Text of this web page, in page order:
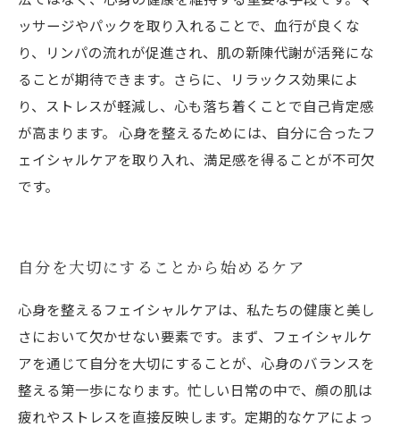
ッサージやパックを取り入れることで、血行が良くな
り、リンパの流れが促進され、肌の新陳代謝が活発にな
ることが期待できます。さらに、リラックス効果によ
り、ストレスが軽減し、心も落ち着くことで自己肯定感
が高まります。 心身を整えるためには、自分に合ったフ
ェイシャルケアを取り入れ、満足感を得ることが不可欠
です。
自分を大切にすることから始めるケア
心身を整えるフェイシャルケアは、私たちの健康と美し
さにおいて欠かせない要素です。まず、フェイシャルケ
アを通じて自分を大切にすることが、心身のバランスを
整える第一歩になります。忙しい日常の中で、顔の肌は
疲れやストレスを直接反映します。定期的なケアによっ